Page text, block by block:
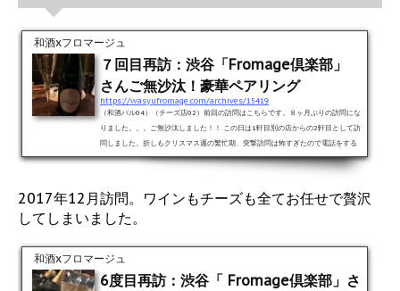
和酒xフロマージュ
７回目再訪：渋谷「Fromage倶楽部」
さんご無沙汰！豪華ペアリング
https://wasyufromage.com/archives/15419
（和酒バル04）（チーズ店02）前回の訪問はこちらです。８ヶ月ぶりの訪問にな
りました。。。ご無沙汰しました！！ この日は1軒目別の店からの2軒目として訪
問しました。折しもクリスマス週の繁忙期、突撃訪問は怖すぎたので電話をする
も話中。。。何度目かで繋がったところ、見事に空席を確認！！。 一番奥の席で
狭かったですが（笑）多分女子専用席だったのでしょう（笑）。なんとかギリギ
ご紹介！！メニューが足りなく？て回ってこなかったので...
2017年12月訪問。ワインもチーズも全てお任せで贅沢
してしまいました。
和酒xフロマージュ
6度目再訪：渋谷「 Fromage倶楽部」さ